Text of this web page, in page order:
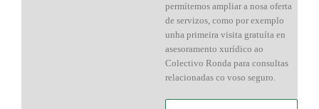
permítemos ampliar a nosa oferta
de servizos, como por exemplo
unha primeira visita gratuíta en
asesoramento xurídico ao
Colectivo Ronda para consultas
relacionadas co voso seguro.